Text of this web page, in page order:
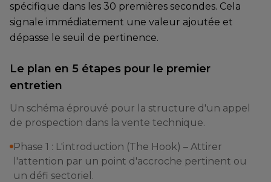
spécifique dans les 30 premières secondes. Cela
signale immédiatement une valeur ajoutée et
dépasse le seuil de pertinence.
Le plan en 5 étapes pour le premier
entretien
Un schéma éprouvé pour la structure d'un appel
de prospection dans la vente technique.
Phase 1 : L'introduction (The Hook) – Attirer
l'attention par un point d'accroche pertinent ou
un défi sectoriel.